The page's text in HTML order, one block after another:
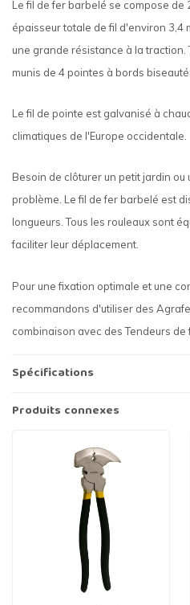
Le fil de fer barbelé se compose de
épaisseur totale de fil d'environ 3,4
une grande résistance à la traction.
munis de 4 pointes à bords
Le fil de pointe est galvanisé à
climatiques de l'Europe occidentale.
Besoin de clôturer un petit jardin ou
problème. Le fil de fer barbelé est
longueurs. Tous les rouleaux sont
faciliter leur déplacement.
Pour une fixation optimale et une
recommandons d'utiliser des
combinaison avec des Tendeurs de
Spécifications
Produits connexes